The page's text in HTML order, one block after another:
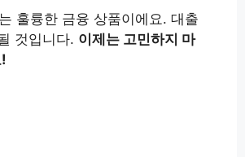
훌륭한 금융 상품이에요. 대출
것입니다. 이제는 고민하지 마